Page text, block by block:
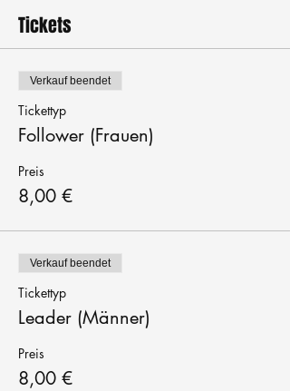
Tickets
Verkauf beendet
Tickettyp
Follower (Frauen)
Preis
8,00 €
Verkauf beendet
Tickettyp
Leader (Männer)
Preis
8,00 €